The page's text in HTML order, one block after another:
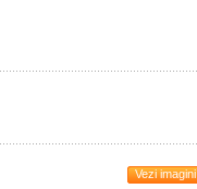
Vezi imagini